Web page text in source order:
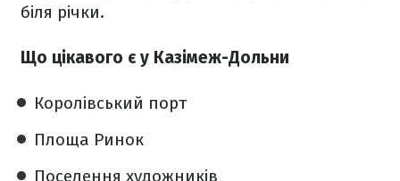
біля річки.
Що цікавого є у Казімеж-Дольни
Королівський порт
Площа Ринок
Поселення художників